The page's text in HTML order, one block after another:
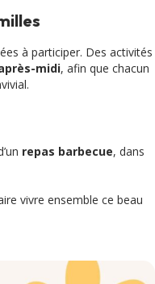
à participer. Des activités
midi, afin que chacun
repas barbecue, dans
vivre ensemble ce beau